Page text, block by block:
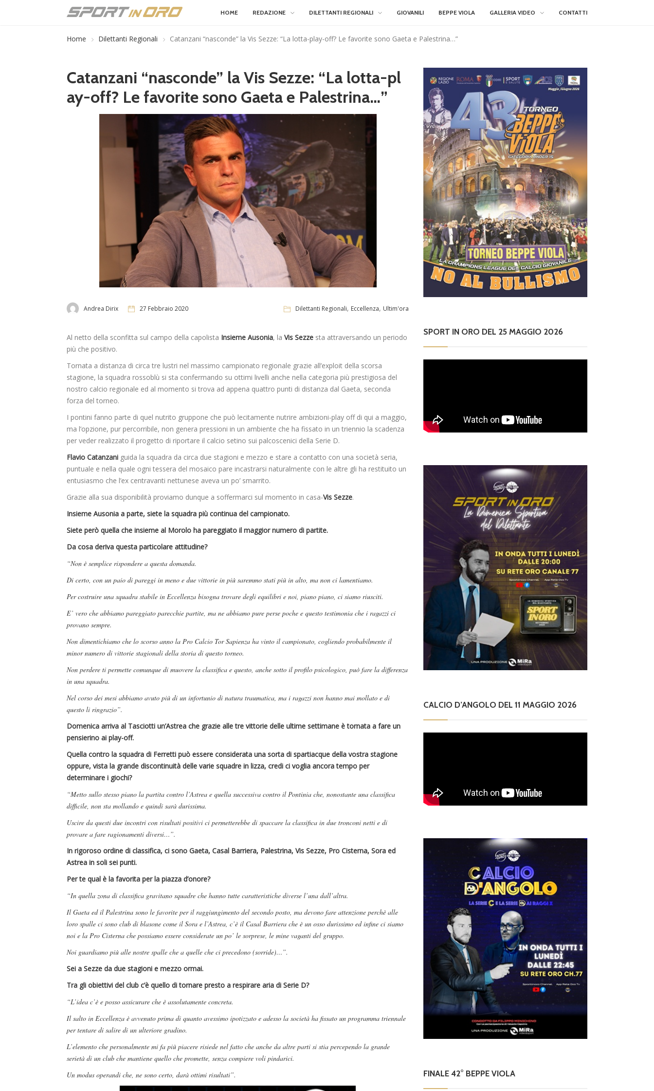
HOME REDAZIONE DILETTANTI REGIONALI GIOVANILI BEPPE VIOLA GALLERIA VIDEO CONTATTI
Home Dilettanti Regionali Catanzani “nasconde” la Vis Sezze: “La lotta-play-off? Le favorite sono Gaeta e Palestrina…”
Catanzani “nasconde” la Vis Sezze: “La lotta-pl
ay-off? Le favorite sono Gaeta e Palestrina…”
Andrea Dirix 27 Febbraio 2020 Dilettanti Regionali, Eccellenza, Ultim'ora
Al netto della sconfitta sul campo della capolista Insieme Ausonia, la Vis Sezze sta attraversando un periodo
più che positivo.
Tornata a distanza di circa tre lustri nel massimo campionato regionale grazie all’exploit della scorsa
stagione, la squadra rossoblù si sta confermando su ottimi livelli anche nella categoria più prestigiosa del
nostro calcio regionale ed al momento si trova ad appena quattro punti di distanza dal Gaeta, seconda
forza del torneo.
I pontini fanno parte di quel nutrito gruppone che può lecitamente nutrire ambizioni-play off di qui a maggio,
ma l’opzione, pur percorribile, non genera pressioni in un ambiente che ha fissato in un triennio la scadenza
per veder realizzato il progetto di riportare il calcio setino sui palcoscenici della Serie D.
Flavio Catanzani guida la squadra da circa due stagioni e mezzo e stare a contatto con una società seria,
puntuale e nella quale ogni tessera del mosaico pare incastrarsi naturalmente con le altre gli ha restituito un
entusiasmo che l’ex centravanti nettunese aveva un po’ smarrito.
Grazie alla sua disponibilità proviamo dunque a soffermarci sul momento in casa-Vis Sezze.
Insieme Ausonia a parte, siete la squadra più continua del campionato.
Siete però quella che insieme al Morolo ha pareggiato il maggior numero di partite.
Da cosa deriva questa particolare attitudine?
“Non è semplice rispondere a questa domanda.
Di certo, con un paio di pareggi in meno e due vittorie in più saremmo stati più in alto, ma non ci lamentiamo.
Per costruire una squadra stabile in Eccellenza bisogna trovare degli equilibri e noi, piano piano, ci siamo riusciti.
E’ vero che abbiamo pareggiato parecchie partite, ma ne abbiamo pure perse poche e questo testimonia che i ragazzi ci
provano sempre.
Non dimentichiamo che lo scorso anno la Pro Calcio Tor Sapienza ha vinto il campionato, cogliendo probabilmente il
minor numero di vittorie stagionali della storia di questo torneo.
Non perdere ti permette comunque di muovere la classifica e questo, anche sotto il profilo psicologico, può fare la differenza
in una squadra.
Nel corso dei mesi abbiamo avuto più di un infortunio di natura traumatica, ma i ragazzi non hanno mai mollato e di
questo li ringrazio”.
Domenica arriva al Tasciotti un’Astrea che grazie alle tre vittorie delle ultime settimane è tornata a fare un
pensierino ai play-off.
Quella contro la squadra di Ferretti può essere considerata una sorta di spartiacque della vostra stagione
oppure, vista la grande discontinuità delle varie squadre in lizza, credi ci voglia ancora tempo per
determinare i giochi?
“Metto sullo stesso piano la partita contro l’Astrea e quella successiva contro il Pontinia che, nonostante una classifica
difficile, non sta mollando e quindi sarà durissima.
Uscire da questi due incontri con risultati positivi ci permetterebbe di spaccare la classifica in due tronconi netti e di
provare a fare ragionamenti diversi…”.
In rigoroso ordine di classifica, ci sono Gaeta, Casal Barriera, Palestrina, Vis Sezze, Pro Cisterna, Sora ed
Astrea in soli sei punti.
Per te qual è la favorita per la piazza d’onore?
“In quella zona di classifica gravitano squadre che hanno tutte caratteristiche diverse l’una dall’altra.
Il Gaeta ed il Palestrina sono le favorite per il raggiungimento del secondo posto, ma devono fare attenzione perchè alle
loro spalle ci sono club di blasone come il Sora e l’Astrea, c’è il Casal Barriera che è un osso durissimo ed infine ci siamo
noi e la Pro Cisterna che possiamo essere considerate un po’ le sorprese, le mine vaganti del gruppo.
Noi guardiamo più alle nostre spalle che a quelle che ci precedono (sorride)…”.
Sei a Sezze da due stagioni e mezzo ormai.
Tra gli obiettivi del club c’è quello di tornare presto a respirare aria di Serie D?
“L’idea c’è e posso assicurare che è assolutamente concreta.
Il salto in Eccellenza è avvenuto prima di quanto avessimo ipotizzato e adesso la società ha fissato un programma triennale
per tentare di salire di un ulteriore gradino.
L’elemento che personalmente mi fa più piacere risiede nel fatto che anche da altre parti si stia percependo la grande
serietà di un club che mantiene quello che promette, senza compiere voli pindarici.
Un modus operandi che, ne sono certo, darà ottimi risultati”.
SPORT IN ORO DEL 25 MAGGIO 2026
CALCIO D’ANGOLO DEL 11 MAGGIO 2026
FINALE 42° BEPPE VIOLA